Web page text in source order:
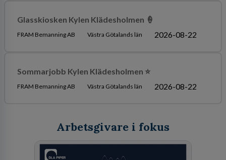
Glasskiosken Kylen Klädesholmen 🍦
FRAM Bemanning AB Västra Götalands län 2026-08-22
Sommarjobb Kylen Klädesholmen ⭐️
FRAM Bemanning AB Västra Götalands län 2026-08-22
Arbetsgivare i fokus